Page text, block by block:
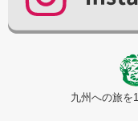
九州への旅を